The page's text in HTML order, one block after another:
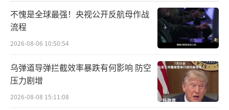
不愧是全球最强！央视公开反航母作战
流程
2026-08-06 10:50:54
乌弹道导弹拦截效率暴跌有何影响 防空
压力剧增
2026-08-08 15:11:08